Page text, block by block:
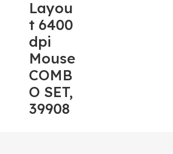
Layou
t 6400
dpi
Mouse
COMB
O SET,
39908